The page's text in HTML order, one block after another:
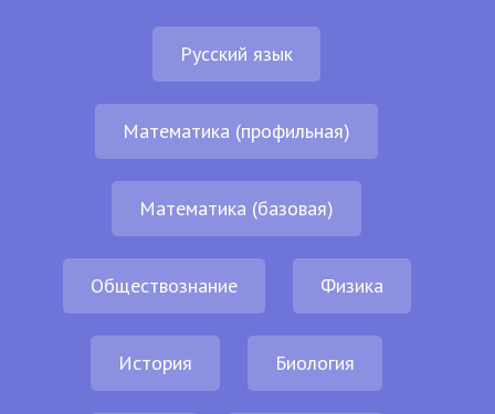
Русский язык
Математика (профильная)
Математика (базовая)
Обществознание Физика
История Биология